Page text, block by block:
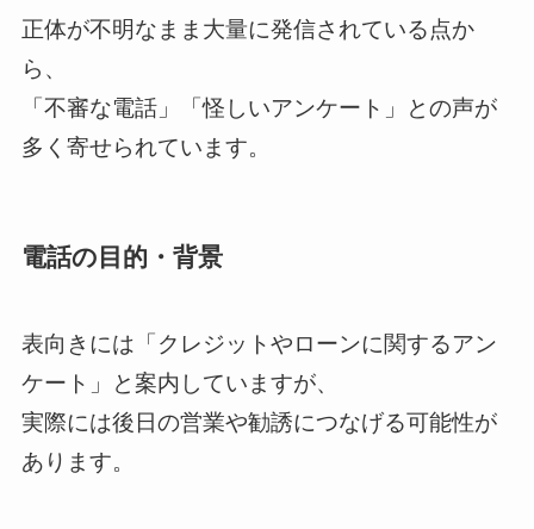
正体が不明なまま大量に発信されている点か
ら、
「不審な電話」「怪しいアンケート」との声が
多く寄せられています。
電話の目的・背景
表向きには「クレジットやローンに関するアン
ケート」と案内していますが、
実際には後日の営業や勧誘につなげる可能性が
あります。